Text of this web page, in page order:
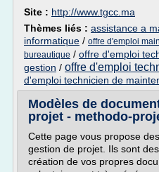
Site : http://www.tgcc.ma
Thèmes liés : assistance a
informatique / offre d'emploi
bureautique / offre d'emploi
gestion / offre d'emploi
d'emploi technicien de
Modèles de
projet - methodo-
Cette page vous propose
gestion de projet. Ils sont
création de vos propres